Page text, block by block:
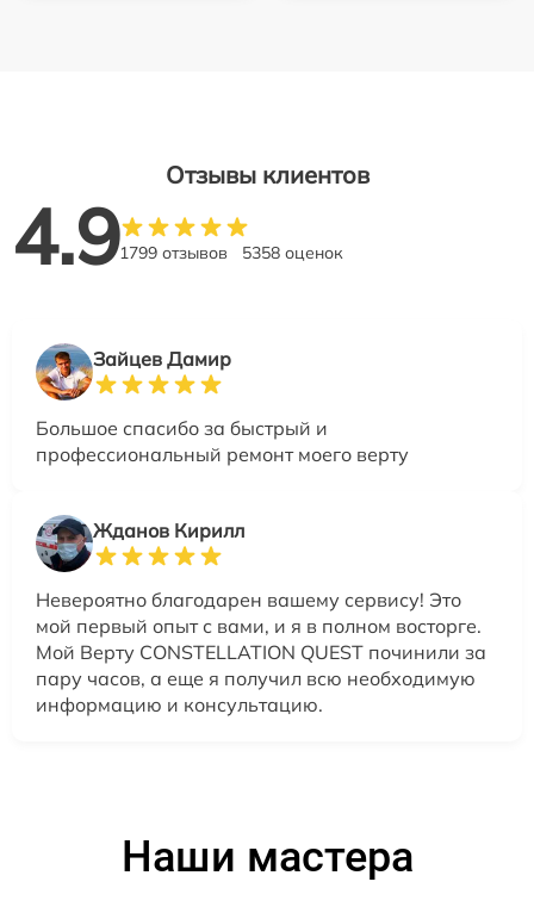
Отзывы клиентов
4.91799 отзывов 5358 оценок
Зайцев Дамир
Большое спасибо за быстрый и
профессиональный ремонт моего верту
Жданов Кирилл
Невероятно благодарен вашему сервису! Это
мой первый опыт с вами, и я в полном восторге.
Мой Верту CONSTELLATION QUEST починили за
пару часов, а еще я получил всю необходимую
информацию и консультацию.
Наши мастера